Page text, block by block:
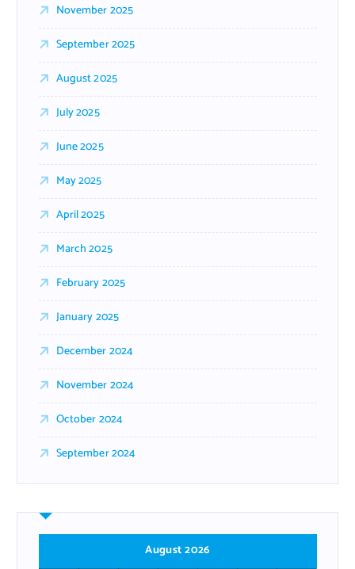
November 2025
September 2025
August 2025
July 2025
June 2025
May 2025
April 2025
March 2025
February 2025
January 2025
December 2024
November 2024
October 2024
September 2024
August 2026